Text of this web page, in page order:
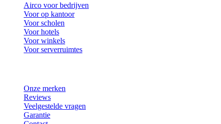
Airco voor bedrijven
Voor op kantoor
Voor scholen
Voor hotels
Voor winkels
Voor serverruimtes
Onze merken
Reviews
Veelgestelde vragen
Garantie